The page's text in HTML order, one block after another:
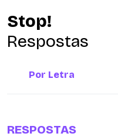
Stop!
Respostas
Por Letra
RESPOSTAS